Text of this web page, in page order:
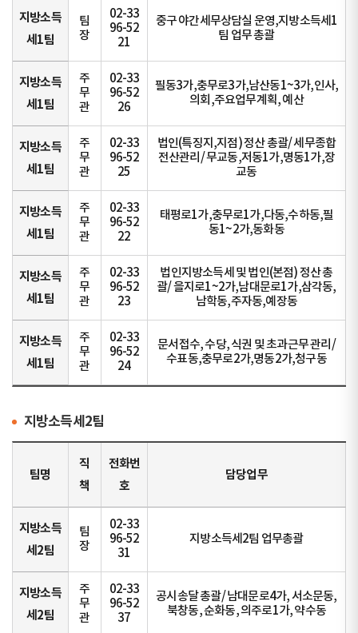
지방소득
세1팀
팀
장
02-33
96-52
21
중구 야간세무상담실 운영,지방소득세1
팀 업무 총괄
지방소득
세1팀
주
무
관
02-33
96-52
26
필동3가,충무로3가,남산동1~3가,인사,
의회,주요업무계획, 예산
지방소득
세1팀
주
무
관
02-33
96-52
25
법인(특징지,지점) 정산 총괄/ 세무종합
전산관리/ 무교동,저동1가,명동1가,장
교동
지방소득
세1팀
주
무
관
02-33
96-52
22
태평로1가,충무로1가,다동,수하동,필
동1~2가,동화동
지방소득
세1팀
주
무
관
02-33
96-52
23
법인지방소득세 및 법인(본점) 정산 총
괄/ 을지로1~2가,남대문로1가,삼각동,
남학동,주자동,예장동
지방소득
세1팀
주
무
관
02-33
96-52
24
문서접수, 수당, 식권 및 초과근무 관리/
수표동,충무로2가,명동2가,청구동
지방소득세2팀
팀명
직
책
전화번
호
담당업무
지방소득
세2팀
팀
장
02-33
96-52
31
지방소득세2팀 업무총괄
지방소득
세2팀
주
무
관
02-33
96-52
37
공시송달 총괄/ 남대문로4가, 서소문동,
북창동, 순화동, 의주로1가, 약수동